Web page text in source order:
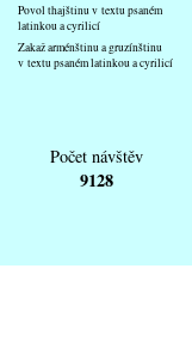
Povol thajštinu v textu psaném
latinkou a cyrilicí
Zakaž arménštinu a gruzínštinu
v textu psaném latinkou a cyrilicí
Počet návštěv
9128